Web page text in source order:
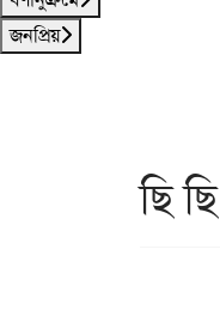
জনপ্রিয়
ছি